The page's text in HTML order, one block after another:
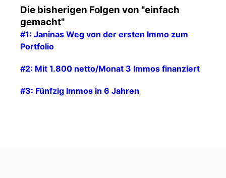
Die bisherigen Folgen von "einfach
gemacht"
#1: Janinas Weg von der ersten Immo zum
Portfolio
#2: Mit 1.800 netto/Monat 3 Immos finanziert
#3: Fünfzig Immos in 6 Jahren